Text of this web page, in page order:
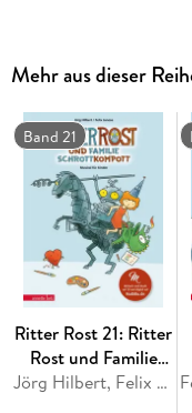
Fantasiewelt zu einem
"Zum Mitsingen,
in der Lava!" (Eltern
CD Standard Audio
Mehr aus dieser
Band 21
Ritter Rost 21: Ritter
Rost und Familie
Schrottkompott Jörg Hilbert, Felix Janosa